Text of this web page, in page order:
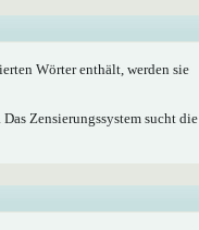
Wörter enthält, werden sie
Zensierungssystem sucht die